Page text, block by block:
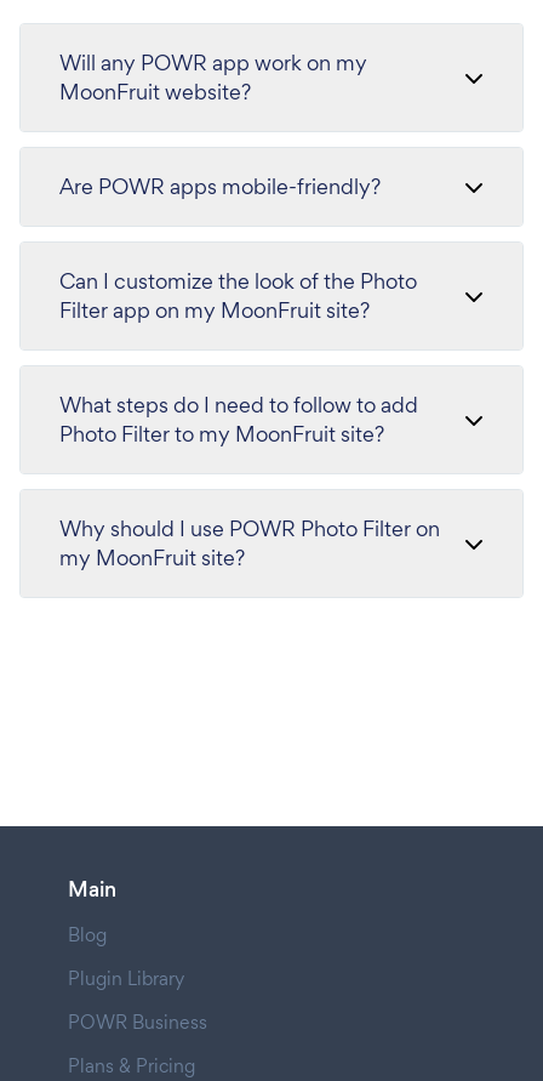
Will any POWR app work on my
MoonFruit website?
Are POWR apps mobile-friendly?
Can I customize the look of the Photo
Filter app on my MoonFruit site?
What steps do I need to follow to add
Photo Filter to my MoonFruit site?
Why should I use POWR Photo Filter on
my MoonFruit site?
Main
Blog
Plugin Library
POWR Business
Plans & Pricing